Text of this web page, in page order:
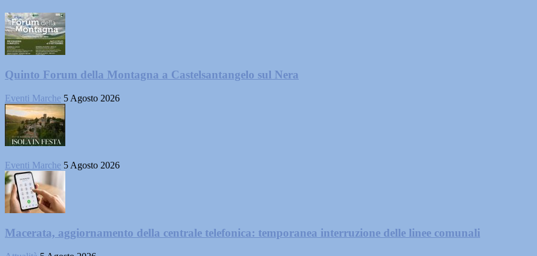
Quinto Forum della Montagna a Castelsantangelo sul Nera
Eventi Marche 5 Agosto 2026
Eventi Marche 5 Agosto 2026
Macerata, aggiornamento della centrale telefonica: temporanea interruzione delle linee comunali